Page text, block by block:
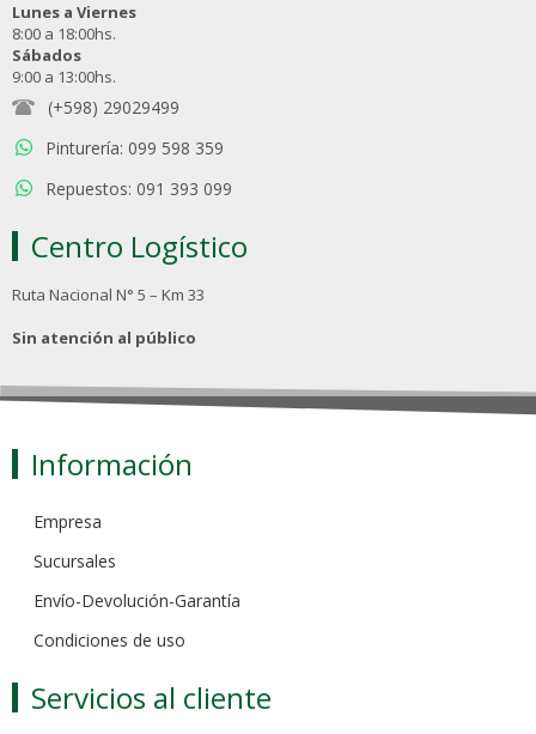
Lunes a Viernes
8:00 a 18:00hs.
Sábados
9:00 a 13:00hs.
(+598) 29029499
Pinturería: 099 598 359
Repuestos: 091 393 099
Centro Logístico
Ruta Nacional N° 5 – Km 33
Sin atención al público
Información
Empresa
Sucursales
Envío-Devolución-Garantía
Condiciones de uso
Servicios al cliente